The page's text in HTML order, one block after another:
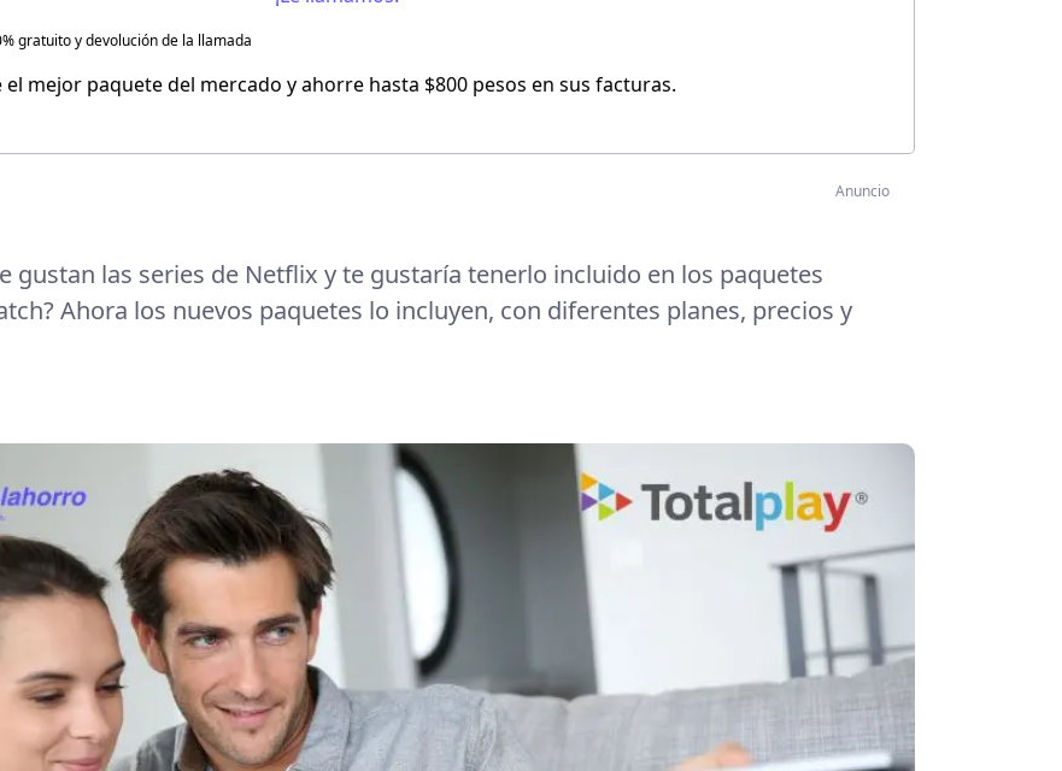
Flash Mobile
gratuito y devolución de la llamada
el mejor paquete del mercado y ahorre hasta $800 pesos en sus facturas.
Anuncio
gustan las series de Netflix y te gustaría tenerlo incluido en los paquetes
Ahora los nuevos paquetes lo incluyen, con diferentes planes, precios y